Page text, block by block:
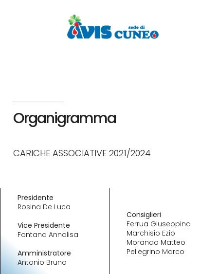
Organigramma
CARICHE ASSOCIATIVE 2021/2024
Presidente
Rosina De Luca
Vice Presidente
Fontana Annalisa
Amministratore
Antonio Bruno
Consiglieri
Ferrua Giuseppina
Marchisio Ezio
Morando Matteo
Pellegrino Marco